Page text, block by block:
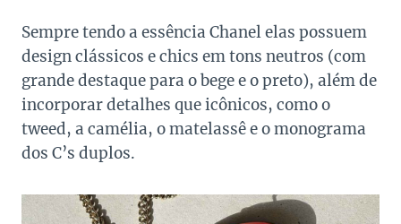
Sempre tendo a essência Chanel elas possuem
design clássicos e chics em tons neutros (com
grande destaque para o bege e o preto), além de
incorporar detalhes que icônicos, como o
tweed, a camélia, o matelassê e o monograma
dos C’s duplos.